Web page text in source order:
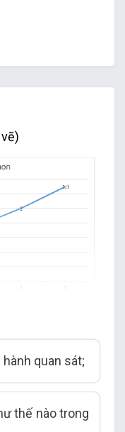
của cácloại bút
000 đồng, 10
biểu đồ trên
hành quan sát;
thế nào trong